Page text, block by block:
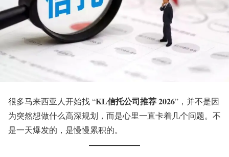
很多马来西亚人开始找 “KL信托公司推荐 2026”，并不是因
为突然想做什么高深规划，而是心里一直卡着几个问题。不
是一天爆发的，是慢慢累积的。